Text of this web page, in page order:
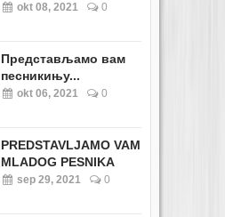
okt 08, 2021 0
Представљамо вам
песникињу...
okt 06, 2021 0
PREDSTAVLJAMO VAM
MLADOG PESNIKA
sep 29, 2021 0